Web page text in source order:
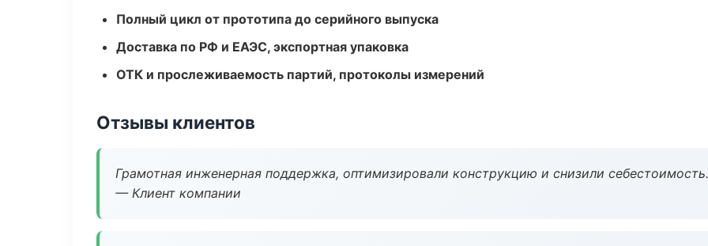
Полный цикл от прототипа до серийного выпуска
Доставка по РФ и ЕАЭС, экспортная упаковка
ОТК и прослеживаемость партий, протоколы измерений
Отзывы клиентов
Грамотная инженерная поддержка, оптимизировали конструкцию и снизили себестоимость.
— Клиент компании